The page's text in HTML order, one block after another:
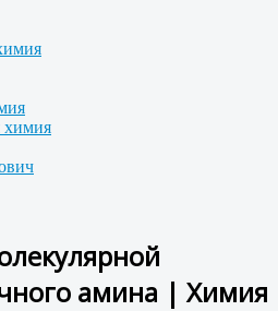
химия
амина | Химия